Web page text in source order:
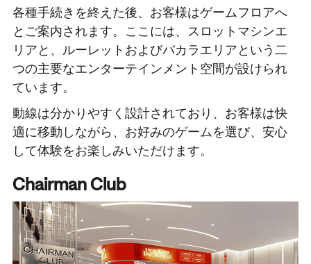
各種手続きを終えた後、お客様はゲームフロアへ
とご案内されます。ここには、スロットマシンエ
リアと、ルーレットおよびバカラエリアという二
つの主要なエンターテインメント空間が設けられ
ています。
動線は分かりやすく設計されており、お客様は快
適に移動しながら、お好みのゲームを選び、安心
して体験をお楽しみいただけます。
Chairman Club